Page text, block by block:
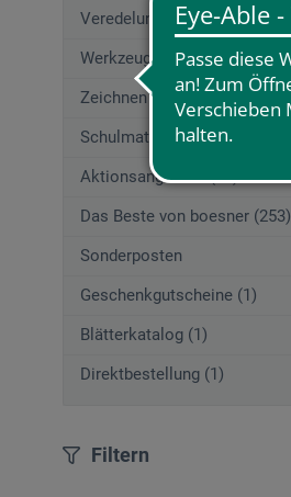
Veredelungstechniken (83)
Werkzeuge (167)
Zeichnen (580)
Schulmaterial (195)
Aktionsangebote (29)
Das Beste von boesner (253)
Sonderposten
Geschenkgutscheine (1)
Blätterkatalog (1)
Direktbestellung (1)
Filtern